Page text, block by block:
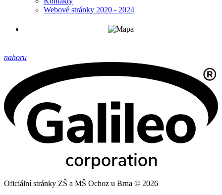
Webové stránky 2020 - 2024
nahoru
Oficiální stránky ZŠ a MŠ Ochoz u Brna © 2026